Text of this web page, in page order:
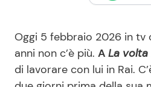
Oggi 5 febbraio 2026 in tv
anni non c’è più. A La volta
di lavorare con lui in Rai.